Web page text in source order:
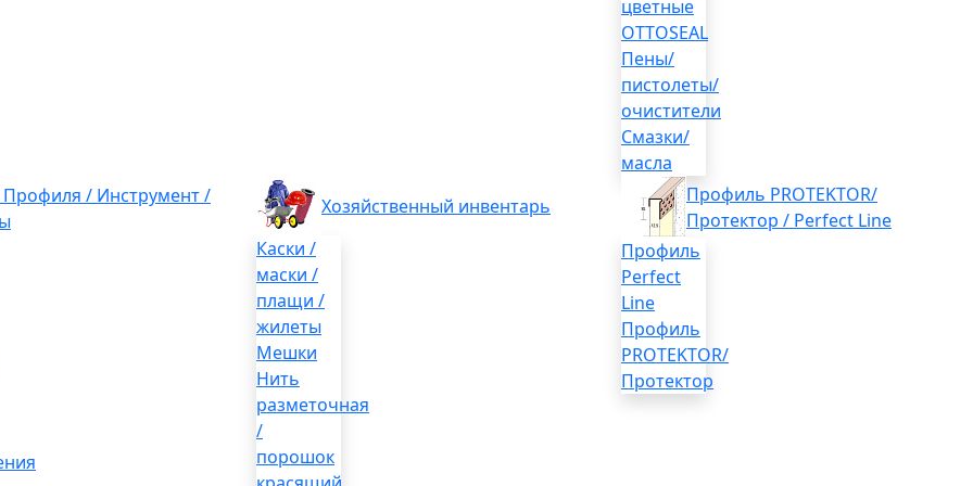
цветные
OTTOSEAL
Пены/
пистолеты/
очистители
Смазки/
масла
Профиля / Инструмент /
Хозяйственный инвентарь
Каски /
маски /
плащи /
жилеты
Мешки
Нить
разметочная
/
порошок
Профиль PROTEKTOR/
Протектор / Perfect Line
Профиль
Perfect
Line
Профиль
PROTEKTOR/
Протектор